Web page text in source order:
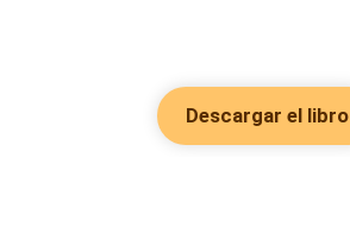
Descargar el libro